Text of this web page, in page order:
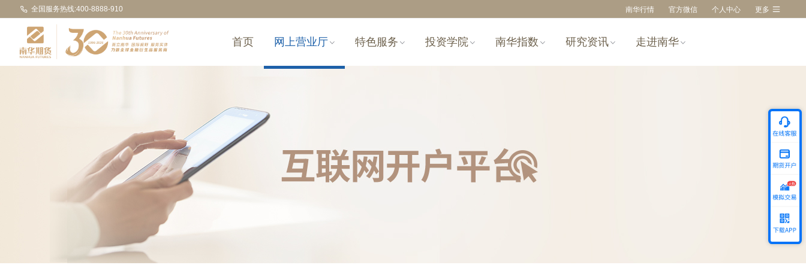
全国服务热线:400-8888-910 南华行情 官方微信 个人中心 更多
首页 网上营业厅 特色服务 投资学院 南华指数 研究资讯 走进南华